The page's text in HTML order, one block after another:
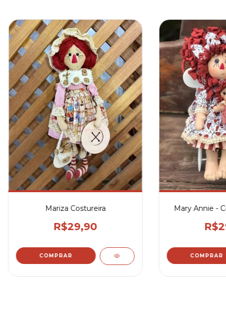
Mariza Costureira
R$29,90
Mary Annie -